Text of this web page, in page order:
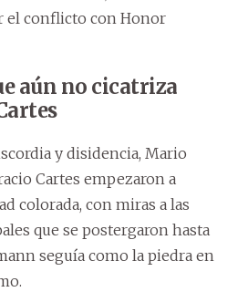
el conflicto con Honor
aún no cicatriza
y disidencia, Mario
Cartes empezaron a
colorada, con miras a las
que se postergaron hasta
seguía como la piedra en